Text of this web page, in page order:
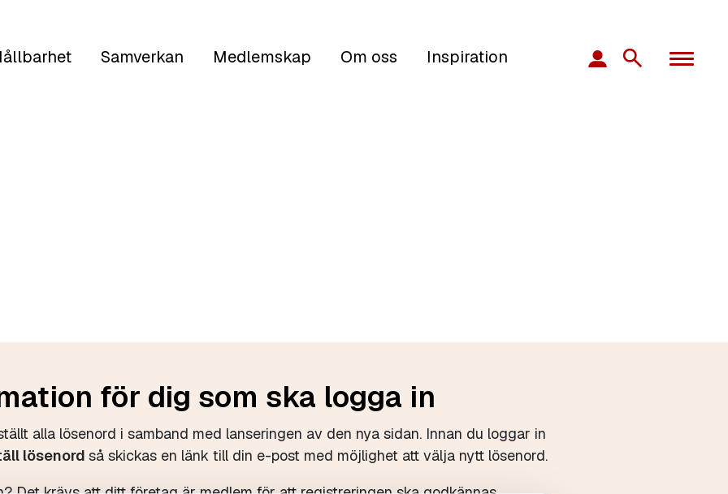
Samverkan Medlemskap Om oss Inspiration
för dig som ska logga in
alla lösenord i samband med lanseringen av den nya sidan. Innan du loggar in
lösenordså skickas en länk till din e-post med möjlighet att välja nytt lösenord.